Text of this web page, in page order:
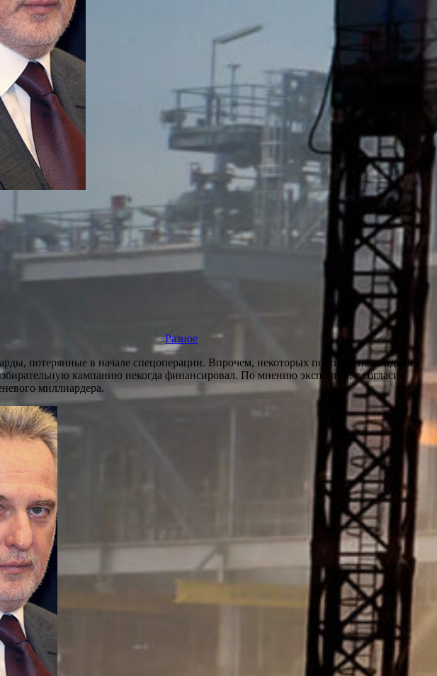
Разное
потерянные в начале спецоперации. Впрочем, некоторых постигла незавидная
кампанию некогда финансировал. По мнению экспертов, с согласия
миллиардера.